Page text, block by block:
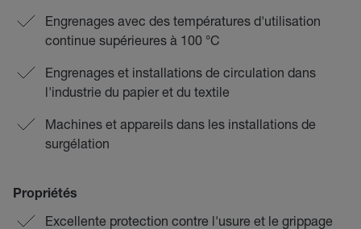
Engrenages avec des températures d'utilisation
continue supérieures à 100 °C
Engrenages et installations de circulation dans
l'industrie du papier et du textile
Machines et appareils dans les installations de
surgélation
Propriétés
Excellente protection contre l'usure et le grippage